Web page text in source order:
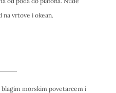
vrtove i okean.
morskim povetarcem i